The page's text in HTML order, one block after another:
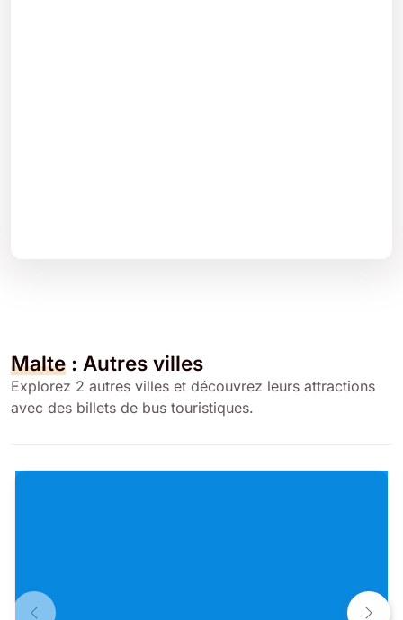
Malte : Autres villes
Explorez 2 autres villes et découvrez leurs attractions
avec des billets de bus touristiques.